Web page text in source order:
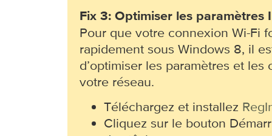
Fix 3: Optimiser les paramètres
Pour que votre connexion Wi-Fi
rapidement sous Windows 8, il
d’optimiser les paramètres et les
votre réseau.
Téléchargez et installez
Cliquez sur le bouton